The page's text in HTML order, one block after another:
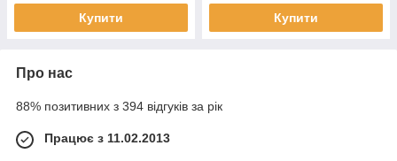
Купити Купити
Про нас
88% позитивних з 394 відгуків за рік
Працює з 11.02.2013